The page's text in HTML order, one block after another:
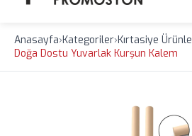
Anasayfa›Kategoriler›Kırtasiye
Doğa Dostu Yuvarlak Kurşun Kalem